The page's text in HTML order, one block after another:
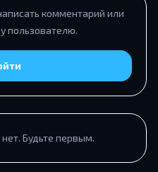
комментарий или
пользователю.
Будьте первым.